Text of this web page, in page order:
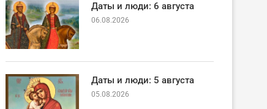
Даты и люди: 6 августа
06.08.2026
Даты и люди: 5 августа
05.08.2026